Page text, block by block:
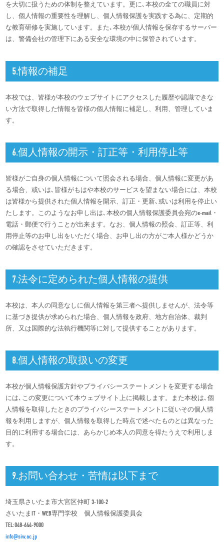
を大切に扱うための体制を整えています。更に､本校の全ての職員に対
し、個人情報の重要性を理解し、個人情報保護を実践する為に、定期的
な教育研修を実施しています。また､本校が個人情報を保存するサーバー
は、警備会社の管理下にある安全な環境の中に保管されています。
5.情報の補足
本校では、皆様が本校のウェブサイトにアクセスした履歴や認識できな
い方法で取得した情報を皆様の個人情報に補足し、利用、管理していま
す。
6.個人情報の開示・訂正等・利用停止等
皆様がご自身の個人情報について照会される場合、個人情報に変更があ
る場合、或いは､皆様がもはや本校のサービスを望まない場合には、本校
は皆様から提供された個人情報を開示、訂正・更新､或いは利用を停止い
たします。このようなお申し出は､本校の個人情報保護委員会宛のe-mail・
電話・郵便で行うことが出来ます。なお、個人情報の照会、訂正等、利
用停止等のお申し出をいただく場合、お申し出の方がご本人様かどうか
の確認をさせていただきます。
7.法令に定められた個人情報の提供
本校は、本人の同意なしに個人情報を第三者へ提供しませんが、法令等
に基づき提供が求められた場合、個人情報を政府、地方自治体、裁判
所、又は国際的な法執行機関等に対して提供することがあります。
8.個人情報の取扱いの変更
本校が個人情報保護方針やプライバシーステートメントを変更する場合
には､この変更について本ウェブサイト上に掲載します。また本校は､個
人情報を取得したときのプライバシーステートメントに従いその個人情
報を利用しますが、個人情報を取得した時点で述べたものとは異なった
目的に利用する場合には、あらかじめ本人の同意を得たうえで利用しま
す。
9.お問い合わせ・苦情は以下まで
埼玉県さいたま市大宮区仲町 3-100-2
さいたまIT・WEB専門学校 個人情報保護委員会
TEL:048-644-9000
info@siw.ac.jp